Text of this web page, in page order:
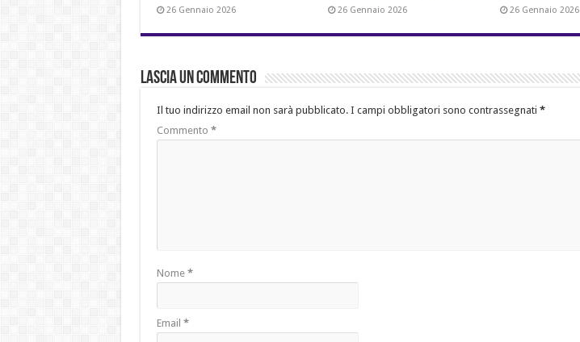
26 Gennaio 2026 26 Gennaio 2026 26 Gennaio 2026
Lascia un commento
Il tuo indirizzo email non sarà pubblicato. I campi obbligatori sono contrassegnati *
Commento *
Nome *
Email *